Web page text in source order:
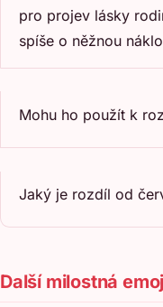
pro projev lásky
spíše o něžnou
Mohu ho použít k
Jaký je rozdíl od
Další milostná